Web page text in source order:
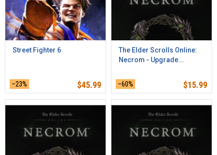
Street Fighter 6
–23% $45.99
The Elder Scrolls Online:
Necrom - Upgrade...
–60% $15.99